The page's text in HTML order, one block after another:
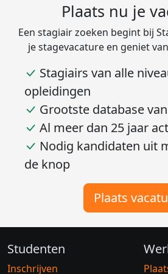
Plaats nu je
Een stagiair zoeken begint bij
je stagevacature en geniet
Stagiairs van alle
opleidingen
Grootste database
Al meer dan 25 jaar
Nodig kandidaten uit
de knop
Plaats
Studenten
Inschrijven